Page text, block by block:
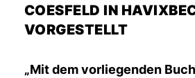
COESFELD IN
VORGESTELLT
Mit dem vorliegenden